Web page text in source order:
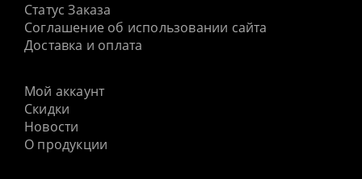
Статус Заказа
Соглашение об использовании сайта
Доставка и оплата
Мой аккаунт
Скидки
Новости
О продукции